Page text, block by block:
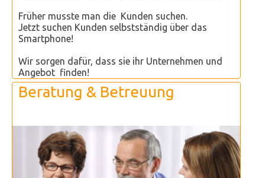
Früher musste man die Kunden suchen.
Jetzt suchen Kunden selbstständig über das
Smartphone!
Wir sorgen dafür, dass sie ihr Unternehmen und
Angebot finden!
Beratung & Betreuung